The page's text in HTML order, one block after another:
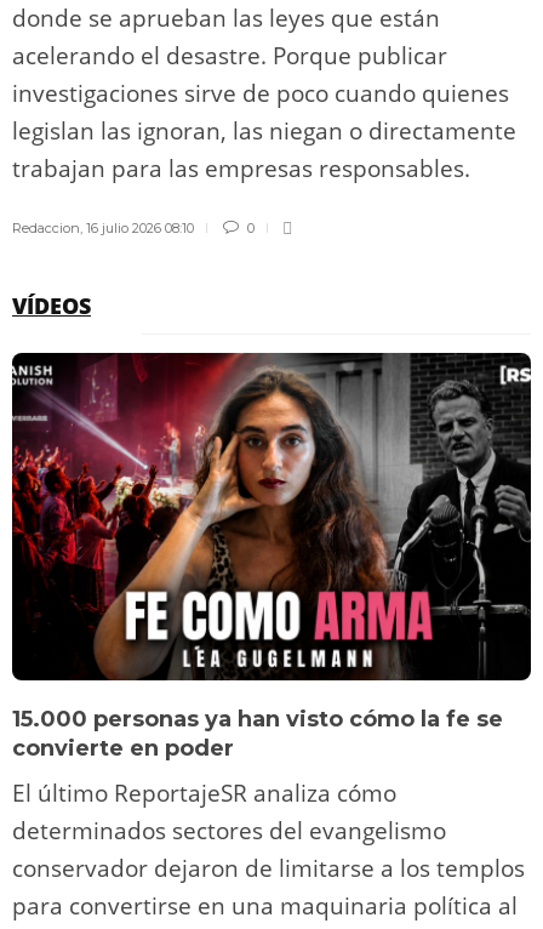
donde se aprueban las leyes que están
acelerando el desastre. Porque publicar
investigaciones sirve de poco cuando quienes
legislan las ignoran, las niegan o directamente
trabajan para las empresas responsables.
Redaccion 16 julio 2026 08:10 0
VÍDEOS
15.000 personas ya han visto cómo la fe se
convierte en poder
El último ReportajeSR analiza cómo
determinados sectores del evangelismo
conservador dejaron de limitarse a los templos
para convertirse en una maquinaria política al